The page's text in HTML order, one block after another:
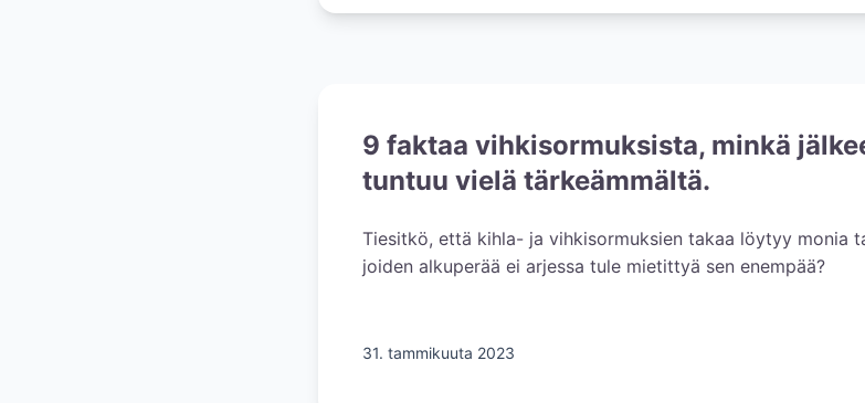
9 faktaa vihkisormuksista, minkä
tuntuu vielä tärkeämmältä.
Tiesitkö, että kihla- ja vihkisormuksien takaa löytyy monia
joiden alkuperää ei arjessa tule mietittyä sen enempää?
31. tammikuuta 2023